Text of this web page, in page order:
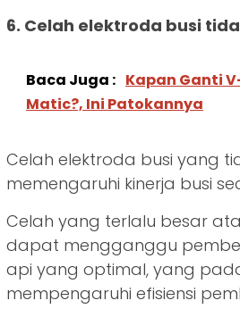
6. Celah elektroda busi
Baca Juga : Kapan Ganti
Matic?, Ini Patokannya
Celah elektroda busi yang
memengaruhi kinerja busi
Celah yang terlalu besar
dapat mengganggu
api yang optimal, yang
mempengaruhi efisiensi